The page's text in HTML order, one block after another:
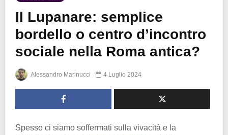
Il Lupanare: semplice
bordello o centro d’incontro
sociale nella Roma antica?
Alessandro Marinucci 4 Luglio 2024
Spesso ci siamo soffermati sulla vivacità e la